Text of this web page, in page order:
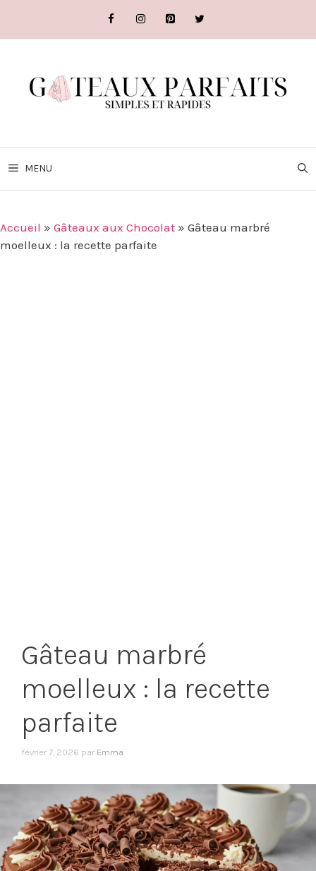
contenu
MENU
Accueil » Gâteaux aux Chocolat » Gâteau marbré
moelleux : la recette parfaite
Gâteau marbré
moelleux : la recette
parfaite
février 7, 2026 par Emma